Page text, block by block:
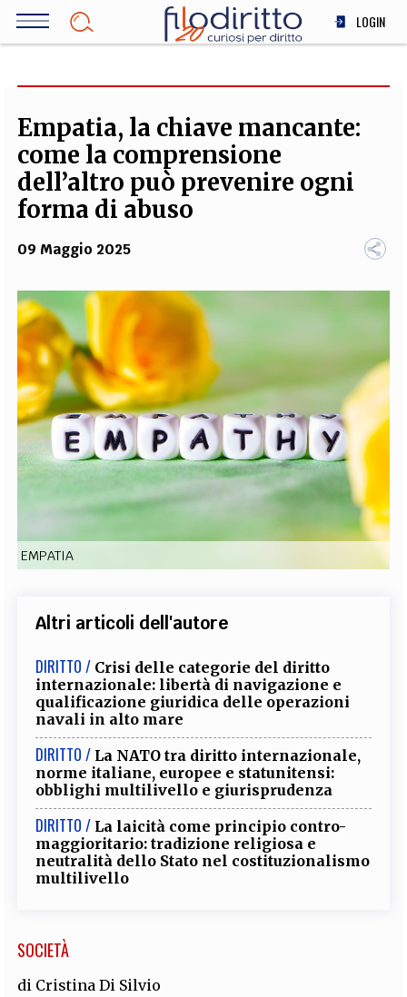
Salta
LOGIN
SOCIETÀ
MEDICINA
SCIENZA
STORIA E FILOSOFIA
TEAM
FILODIRITTO REDAZIONE COMITATO SCIENTIFICO AUTORI
CURATORI
FOTOGRAFI PARTNER COLLABORA CON NOI
EXTRA
CODICI RUBRICHE LIBRI PROCEEDINGS PUBBLICITÀ CONTATTI
SOCIAL MEDIA
Empatia, la chiave mancante:
come la comprensione
dell’altro può prevenire ogni
forma di abuso
09 Maggio 2025
EMPATIA
Altri articoli dell'autore
DIRITTO / Crisi delle categorie del diritto
internazionale: libertà di navigazione e
qualificazione giuridica delle operazioni
navali in alto mare
DIRITTO / La NATO tra diritto internazionale,
norme italiane, europee e statunitensi:
obblighi multilivello e giurisprudenza
DIRITTO / La laicità come principio contro-
maggioritario: tradizione religiosa e
neutralità dello Stato nel costituzionalismo
multilivello
SOCIETÀ
di Cristina Di Silvio